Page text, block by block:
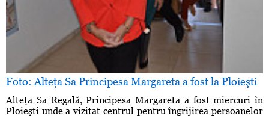
Foto: Alteţa Sa Principesa Margareta a fost la Ploieşti
Alteţa Sa Regală, Principesa Margareta a fost miercuri în
Ploieşti unde a vizitat centrul pentru îngrijirea persoanelor